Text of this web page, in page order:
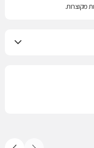
מקוצרות.